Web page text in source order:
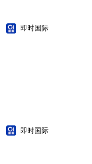
即时国际
即时国际